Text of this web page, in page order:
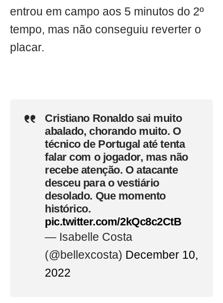
entrou em campo aos 5 minutos do 2º
tempo, mas não conseguiu reverter o
placar.
Cristiano Ronaldo sai muito
abalado, chorando muito. O
técnico de Portugal até tenta
falar com o jogador, mas não
recebe atenção. O atacante
desceu para o vestiário
desolado. Que momento
histórico.
pic.twitter.com/2kQc8c2CtB
— Isabelle Costa
(@bellexcosta) December 10,
2022